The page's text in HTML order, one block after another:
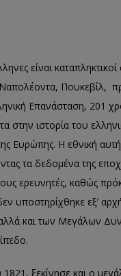
είναι
Πουκεβίλ,
Επανάσταση, 201
στην ιστορία του
Ευρώπης. Η εθνική
τα δεδομένα της
ερευνητές, καθώς
υποστηρίχθηκε εξ’
και των Μεγάλων
ξεκίνησε και ο